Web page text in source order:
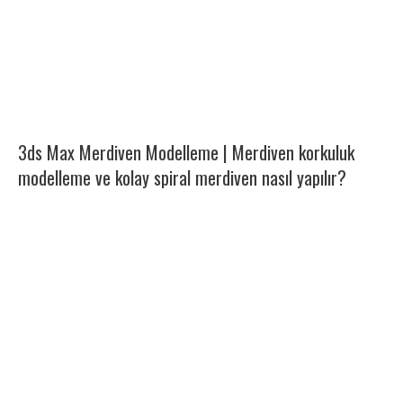
3ds Max Merdiven Modelleme | Merdiven korkuluk
modelleme ve kolay spiral merdiven nasıl yapılır?